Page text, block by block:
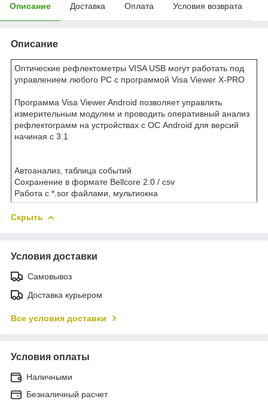
Описание Доставка Оплата Условия возврата
Описание
Оптические рефлектометры VISA USB могут работать под
управлением любого PC с программой Visa Viewer X-PRO
Программа Visa Viewer Android позволяет управлять
измерительным модулем и проводить оперативный анализ
рефлектограмм на устройствах с ОС Android для версий
начиная c 3.1
Автоанализ, таблица событий
Сохранение в формате Bellcore 2.0 / csv
Работа с *.sor файлами, мультиокна
Скрыть
Условия доставки
Самовывоз
Доставка курьером
Все условия доставки
Условия оплаты
Наличными
Безналичный расчет